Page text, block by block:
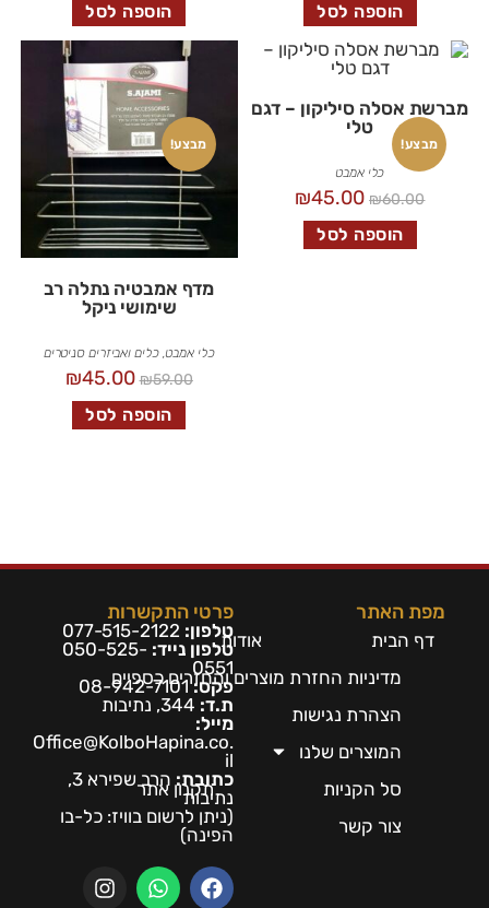
הוספה לסל הוספה לסל
מבצע!
מברשת אסלה סיליקון – דגם
טלי
כלי אמבט
₪60.00
₪45.00
הוספה לסל
מבצע!
מדף אמבטיה נתלה רב
שימושי ניקל
כלי אמבט,כלים ואביזרים סניטרים
₪59.00
₪45.00
הוספה לסל
מפת האתר
דף הבית
אודות
מדיניות החזרת מוצרים והחזרים כספיים
הצהרת נגישות
המוצרים שלנו
סל הקניות
תקנון אתר
צור קשר
פרטי התקשרות
טלפון: 077-515-2122
טלפון נייד: 050-525-
0551
פקס:08-942-7101
ת.ד:
מייל:
Office@KolboHapina.co.
il
כתובת:
הרב שפירא 3,
נתיבות
(ניתן לרשום בוויז: כל-בו
הפינה)